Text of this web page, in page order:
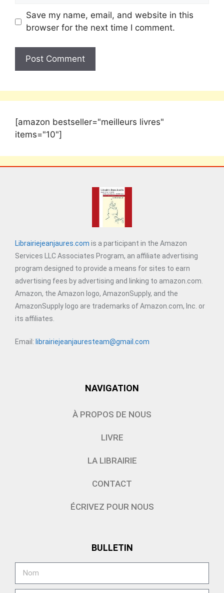
Save my name, email, and website in this
browser for the next time I comment.
[amazon bestseller="meilleurs livres"
items="10"]
Librairiejeanjaures.com is a participant in the Amazon
Services LLC Associates Program, an affiliate advertising
program designed to provide a means for sites to earn
advertising fees by advertising and linking to amazon.com.
Amazon, the Amazon logo, AmazonSupply, and the
AmazonSupply logo are trademarks of Amazon.com, Inc. or
its affiliates.
Email: librairiejeanjauresteam@gmail.com
NAVIGATION
À PROPOS DE NOUS
LIVRE
LA LIBRAIRIE
CONTACT
ÉCRIVEZ POUR NOUS
BULLETIN